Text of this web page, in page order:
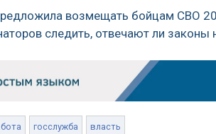
возмещать бойцам СВО
следить, отвечают ли
госслужба власть